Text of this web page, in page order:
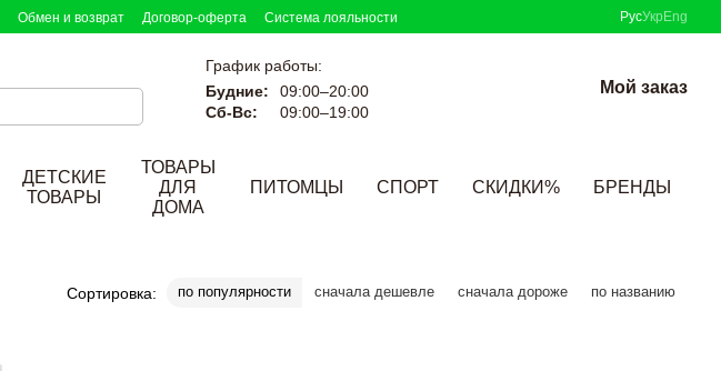
Обмен и возврат Договор-оферта
Система лояльности
РусУкр Eng
График работы:
Будние:
09:00–20:00
Сб-Вс:
09:00–19:00
Мой заказ
ДЕТСКИЕ
ТОВАРЫ
ТОВАРЫ
ДЛЯ
ДОМА
ПИТОМЦЫ СПОРТ СКИДКИ% БРЕНДЫ
Сортировка: по популярности сначала дешевле сначала дороже по названию